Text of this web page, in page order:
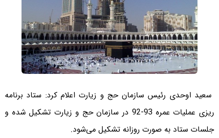
سعید اوحدی رئیس سازمان حج و زیارت اعلام کرد: ستاد برنامه
ریزی عملیات عمره 93-92 در سازمان حج و زیارت تشکیل شده و
جلسات ستاد به صورت روزانه تشکیل می‌شود.